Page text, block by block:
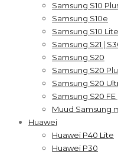
Samsung S10
Samsung S10e
Samsung S10 Lite
Samsung S21 |
Samsung S20
Samsung S20
Samsung S20
Samsung S20 FE
Muud Samsung
Huawei
Huawei P40 Lite
Huawei P30